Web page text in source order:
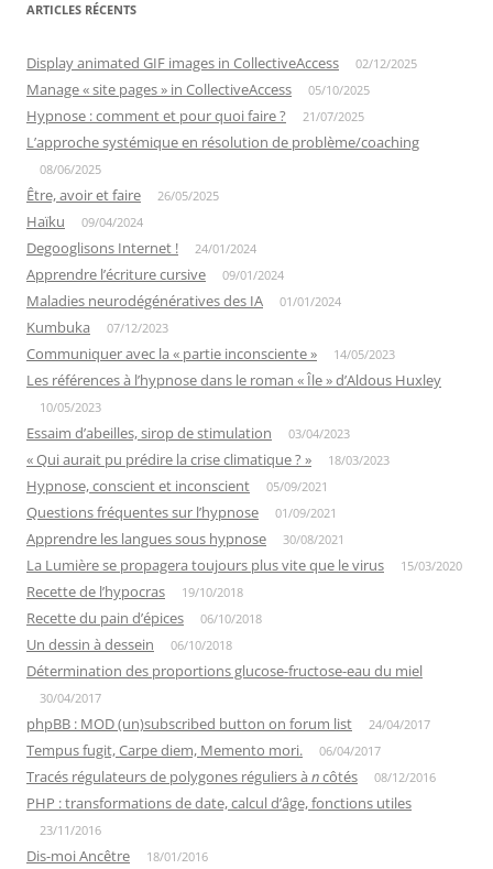
ARTICLES RÉCENTS
Display animated GIF images in CollectiveAccess 02/12/2025
Manage « site pages » in CollectiveAccess 05/10/2025
Hypnose : comment et pour quoi faire ? 21/07/2025
L’approche systémique en résolution de problème/coaching
08/06/2025
Être, avoir et faire 26/05/2025
Haïku 09/04/2024
Degooglisons Internet ! 24/01/2024
Apprendre l’écriture cursive 09/01/2024
Maladies neurodégénératives des IA 01/01/2024
Kumbuka 07/12/2023
Communiquer avec la « partie inconsciente » 14/05/2023
Les références à l’hypnose dans le roman « Île » d’Aldous Huxley
10/05/2023
Essaim d’abeilles, sirop de stimulation 03/04/2023
« Qui aurait pu prédire la crise climatique ? » 18/03/2023
Hypnose, conscient et inconscient 05/09/2021
Questions fréquentes sur l’hypnose 01/09/2021
Apprendre les langues sous hypnose 30/08/2021
La Lumière se propagera toujours plus vite que le virus 15/03/2020
Recette de l’hypocras 19/10/2018
Recette du pain d’épices 06/10/2018
Un dessin à dessein 06/10/2018
Détermination des proportions glucose-fructose-eau du miel
30/04/2017
phpBB : MOD (un)subscribed button on forum list 24/04/2017
Tempus fugit, Carpe diem, Memento mori. 06/04/2017
Tracés régulateurs de polygones réguliers à ncôtés 08/12/2016
PHP : transformations de date, calcul d’âge, fonctions utiles
23/11/2016
Dis-moi Ancêtre 18/01/2016